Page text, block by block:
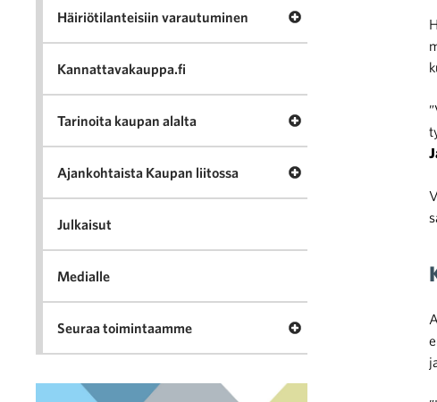
Häiriötilanteisiin varautuminen Avaa valikko
Kannattavakauppa.fi
Tarinoita kaupan alalta Avaa valikko Tarinoita
Ajankohtaista Kaupan liitossa Avaa valikko
Julkaisut
Medialle
Seuraa toimintaamme Avaa valikko Seuraa